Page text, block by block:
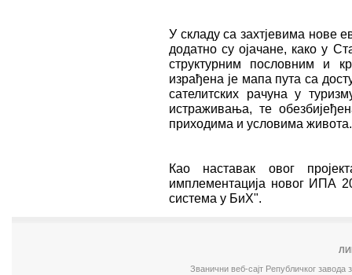
У складу са захтјевима нове
додатно су ојачане, како у
структурним пословним и
израђена је мапа пута са
сателитских рачуна у
истраживања, те
приходима и условима живота.
Као наставак овог
имплементација новог ИПА
система у БиХ".
Званични веб-сајт Републичког